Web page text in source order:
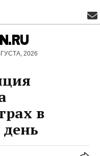
2026
в